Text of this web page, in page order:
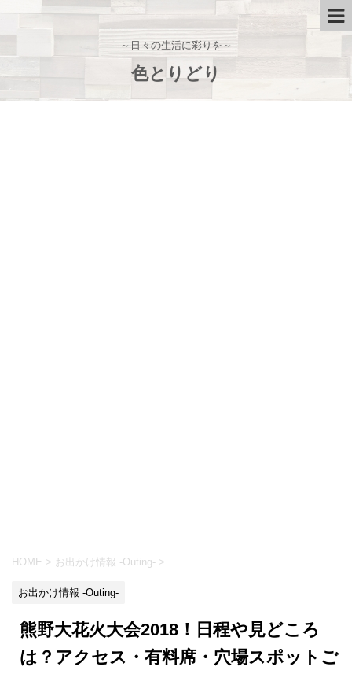
～日々の生活に彩りを～
色とりどり
HOME > お出かけ情報 -Outing- >
お出かけ情報 -Outing-
熊野大花火大会2018！日程や見どころ
は？アクセス・有料席・穴場スポットご